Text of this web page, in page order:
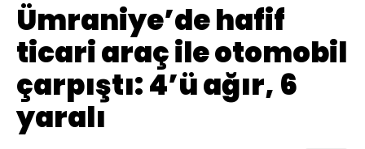
Ümraniye’de hafif
ticari araç ile otomobil
çarpıştı: 4’ü ağır, 6
yaralı